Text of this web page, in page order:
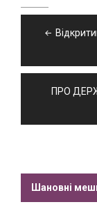
записів
ПРО
Шановні